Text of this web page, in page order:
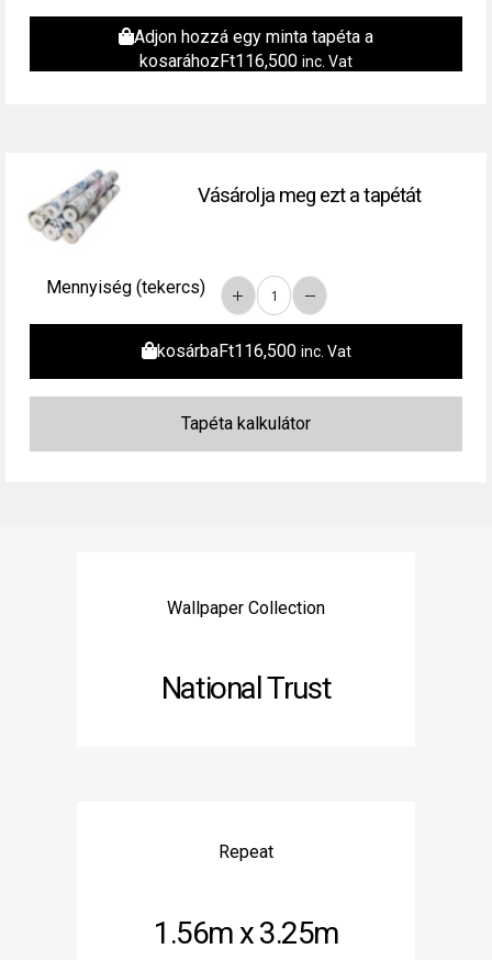
Adjon hozzá egy minta tapéta a
kosarához Ft116,500 inc. Vat
Vásárolja meg ezt a tapétát
Mennyiség (tekercs)
kosárbaFt116,500 inc. Vat
Wallpaper Collection
National Trust
Repeat
1.56m x 3.25m